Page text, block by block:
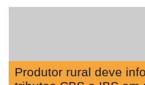
Produtor rural deve